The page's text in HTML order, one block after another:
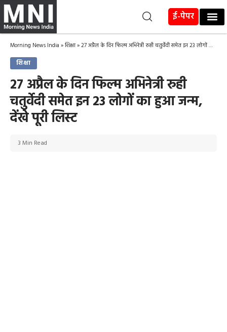
ई-पेपर
Morning News India »शिक्षा»27 अप्रैल के दिन फिल्म अभिनेत्री रुही चतुर्वेदी समेत इन 23 लोगों का हुआ जन्म, देंखे पूरी लिस्ट
शिक्षा
27 अप्रैल के दिन फिल्म अभिनेत्री रुही
चतुर्वेदी समेत इन 23 लोगों का हुआ जन्म,
देंखे पूरी लिस्ट
3 Min Read